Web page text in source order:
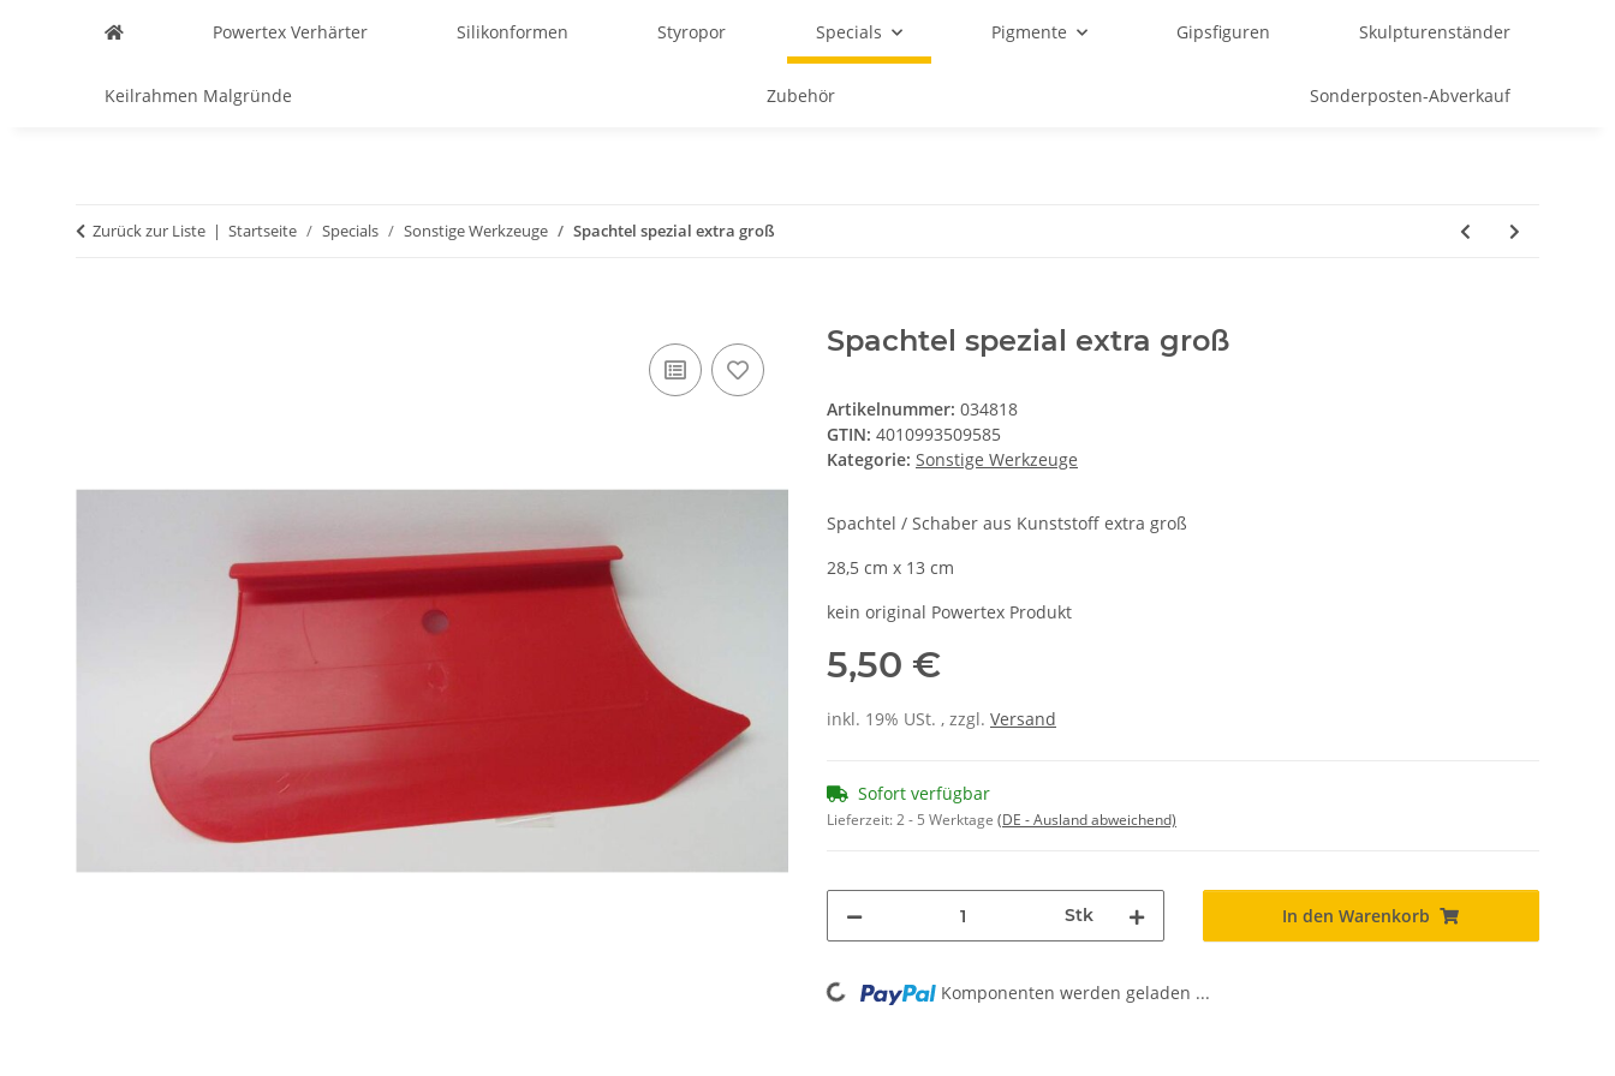
Powertex Verhärter Silikonformen Styropor Specials Pigmente Gipsfiguren Skulpturenständer
Keilrahmen Malgründe Zubehör Sonderposten-Abverkauf
Zurück zur Liste Startseite Specials Sonstige Werkzeuge Spachtel spezial extra groß
Spachtel spezial extra groß
Artikelnummer: 034818
GTIN: 4010993509585
Kategorie: Sonstige Werkzeuge
Spachtel / Schaber aus Kunststoff extra groß
28,5 cm x 13 cm
kein original Powertex Produkt
5,50 €
inkl. 19% USt. , zzgl. Versand
Sofort verfügbar
Lieferzeit:2 - 5 Werktage (DE - Ausland abweichend)
Stk In den Warenkorb
Loading... Komponenten werden geladen ...